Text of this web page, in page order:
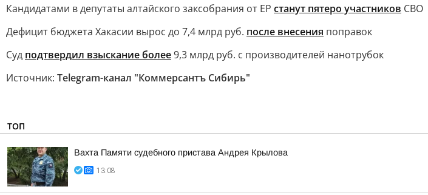
Кандидатами в депутаты алтайского заксобрания от ЕР станут пятеро участников СВО
Дефицит бюджета Хакасии вырос до 7,4 млрд руб. после внесения поправок
Суд подтвердил взыскание более9,3 млрд руб. с производителей нанотрубок
Источник: Telegram-канал "Коммерсантъ Сибирь"
ТОП
Вахта Памяти судебного пристава Андрея Крылова
13:08